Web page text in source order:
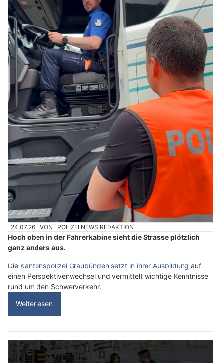
24.07.26 VON POLIZEI.NEWS REDAKTION
Hoch oben in der Fahrerkabine sieht die Strasse plötzlich
ganz anders aus.
Die Kantonspolizei Graubünden setzt in ihrer Ausbildung auf
einen Perspektivenwechsel und vermittelt wichtige Kenntnisse
rund um den Schwerverkehr.
Weiterlesen